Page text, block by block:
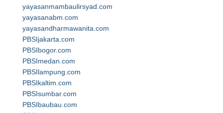
yayasanmambaulirsyad.com
yayasanabm.com
yayasandharmawanita.com
PBSIjakarta.com
PBSIbogor.com
PBSImedan.com
PBSIlampung.com
PBSIkaltim.com
PBSIsumbar.com
PBSIbaubau.com